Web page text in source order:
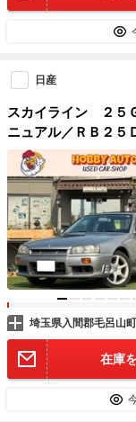
日産
スカイライン ２５
ニュアル／ＲＢ２５
ミングベルト交換済
ジン／ノーマル車
埼玉県入間郡毛呂山町
在庫